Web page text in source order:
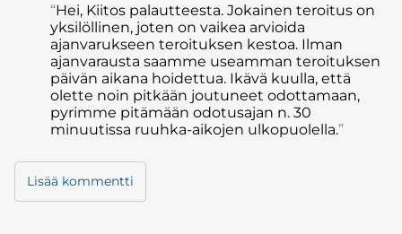
Hei, Kiitos palautteesta. Jokainen teroitus on
yksilöllinen, joten on vaikea arvioida
ajanvarukseen teroituksen kestoa. Ilman
ajanvarausta saamme useamman teroituksen
päivän aikana hoidettua. Ikävä kuulla, että
olette noin pitkään joutuneet odottamaan,
pyrimme pitämään odotusajan n. 30
minuutissa ruuhka-aikojen ulkopuolella.
Lisää kommentti